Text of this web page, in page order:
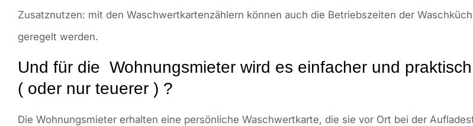
Zusatznutzen: mit den Waschwertkartenzählern können auch die Betriebszeiten der
geregelt werden.
Und für die Wohnungsmieter wird es einfacher und praktisch
( oder nur teuerer ) ?
Die Wohnungsmieter erhalten eine persönliche Waschwertkarte, die sie vor Ort bei der